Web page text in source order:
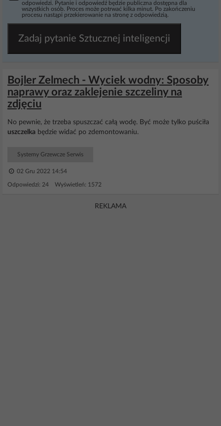
odpowiedzi. Pytanie i odpowiedź będzie publiczna dostępna dla
wszystkich osób. Proces może potrwać kilka minut. Po zakończeniu
procesu nastąpi przekierowanie na stronę z odpowiedzią.
Zadaj pytanie Sztucznej inteligencji
Bojler Zelmech - Wyciek wodny: Sposoby
naprawy oraz zaklejenie szczeliny na
zdjęciu
No pewnie, że trzeba spuszczać całą wodę. Być może tylko puściła
uszczelka będzie widać po zdemontowaniu.
Systemy Grzewcze Serwis
02 Gru 2022 14:54
Odpowiedzi: 24 Wyświetleń: 1572
REKLAMA